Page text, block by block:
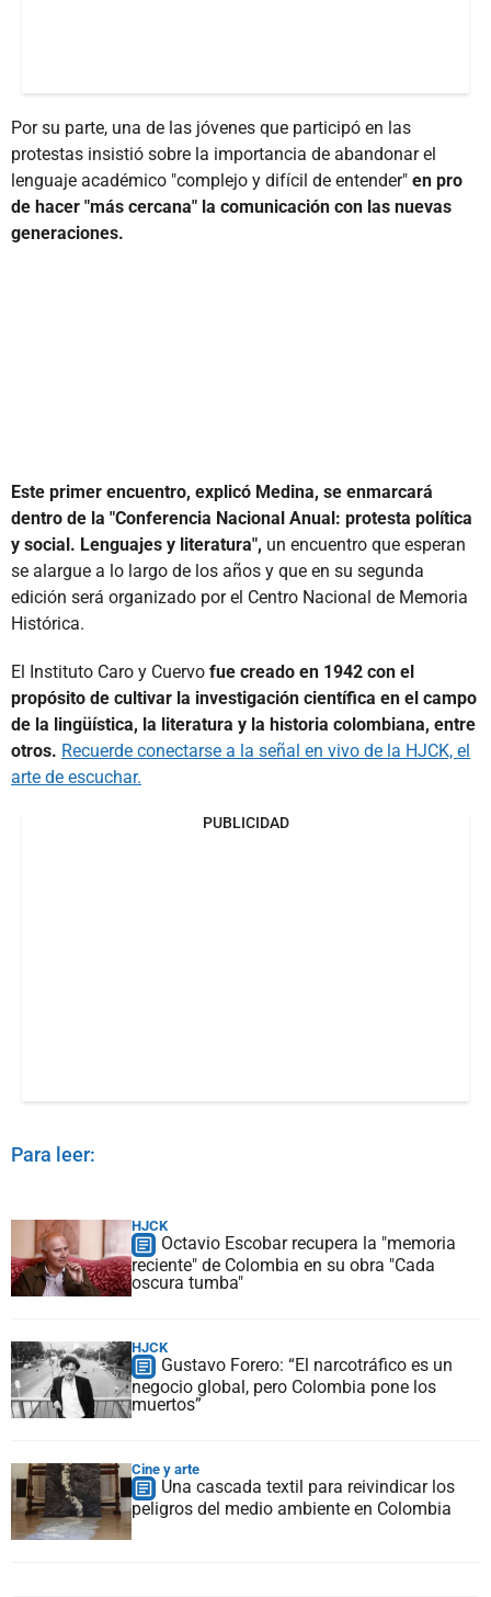
Por su parte, una de las jóvenes que participó en las
protestas insistió sobre la importancia de abandonar el
lenguaje académico "complejo y difícil de entender" en pro
de hacer "más cercana" la comunicación con las nuevas
generaciones.
Este primer encuentro, explicó Medina, se enmarcará
dentro de la "Conferencia Nacional Anual: protesta política
y social. Lenguajes y literatura", un encuentro que esperan
se alargue a lo largo de los años y que en su segunda
edición será organizado por el Centro Nacional de Memoria
Histórica.
El Instituto Caro y Cuervo fue creado en 1942 con el
propósito de cultivar la investigación científica en el campo
de la lingüística, la literatura y la historia colombiana, entre
otros. Recuerde conectarse a la señal en vivo de la HJCK, el
arte de escuchar.
PUBLICIDAD
Para leer:
HJCK
Octavio Escobar recupera la "memoria
reciente" de Colombia en su obra "Cada
oscura tumba"
HJCK
Gustavo Forero: “El narcotráfico es un
negocio global, pero Colombia pone los
muertos”
Cine y arte
Una cascada textil para reivindicar los
peligros del medio ambiente en Colombia